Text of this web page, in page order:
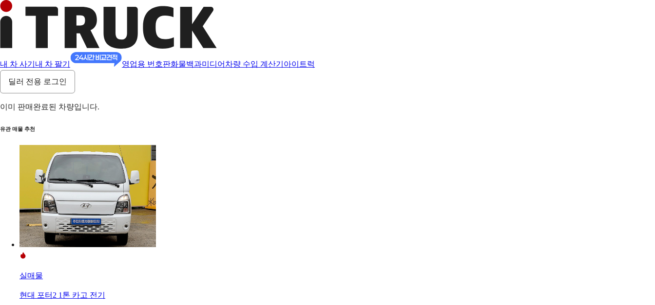
내 차 사기 내 차 팔기 영업용 번호판화물백과미디어 차량 수입 계산기 아이트럭
딜러 전용 로그인
이미 판매완료된 차량입니다.
유관 매물 추천
실매물
현대 포터2 1톤 카고 전기